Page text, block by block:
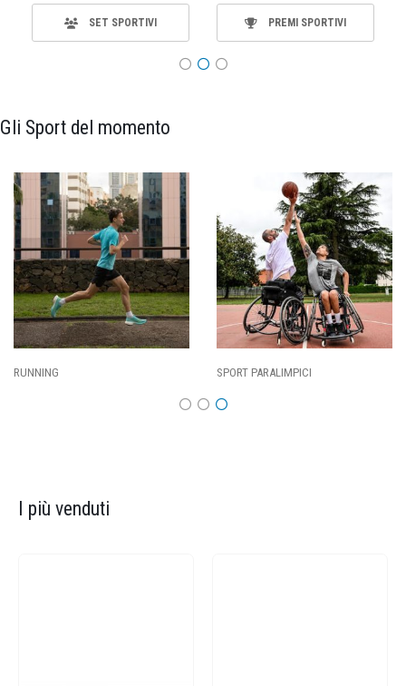
SET SPORTIVI PREMI SPORTIVI
Gli Sport del momento
RUNNING SPORT PARALIMPICI
I più venduti